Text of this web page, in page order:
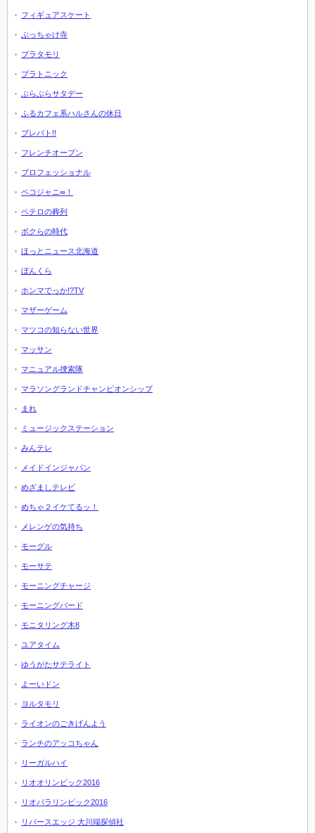
フィギュアスケート
ぶっちゃけ寺
ブラタモリ
プラトニック
ぶらぶらサタデー
ふるカフェ系ハルさんの休日
プレバト!!
フレンチオープン
プロフェッショナル
ペコジャニ∞！
ペテロの葬列
ボクらの時代
ほっとニュース北海道
ぼんくら
ホンマでっか!?TV
マザーゲーム
マツコの知らない世界
マッサン
マニュアル捜索隊
マラソングランドチャンピオンシップ
まれ
ミュージックステーション
みんテレ
メイドインジャパン
めざましテレビ
めちゃ２イケてるッ！
メレンゲの気持ち
モーグル
モーサテ
モーニングチャージ
モーニングバード
モニタリング木8
ユアタイム
ゆうがたサテライト
よーいドン
ヨルタモリ
ライオンのごきげんよう
ランチのアッコちゃん
リーガルハイ
リオオリンピック2016
リオパラリンピック2016
リバースエッジ 大川端探偵社